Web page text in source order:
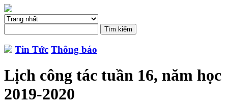
Tin Tức Thông báo
Lịch công tác tuần 16, năm học
2019-2020